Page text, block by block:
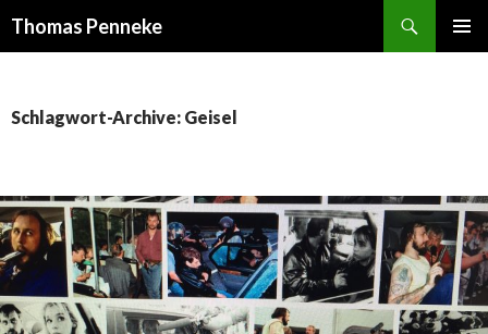
Thomas Penneke
Schlagwort-Archive: Geisel